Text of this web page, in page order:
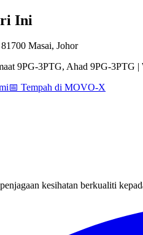
Ini
Masai, Johor
9PG-3PTG, Ahad 9PG-3PTG
📅 Tempah di MOVO-X
kesihatan berkualiti